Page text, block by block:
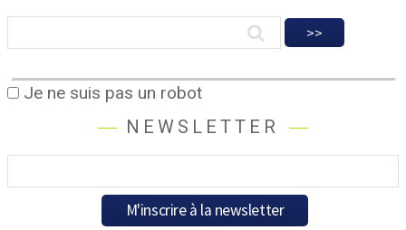
Je ne suis pas un robot
NEWSLETTER